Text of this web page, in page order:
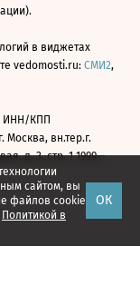
сайтом, вы
файлов cookie
Политикой в
ОК
в виджетах
vedomosti.ru: СМИ2,
ИНН/КПП
Москва, вн.тер.г.
д. 3, стр. 1 1999—